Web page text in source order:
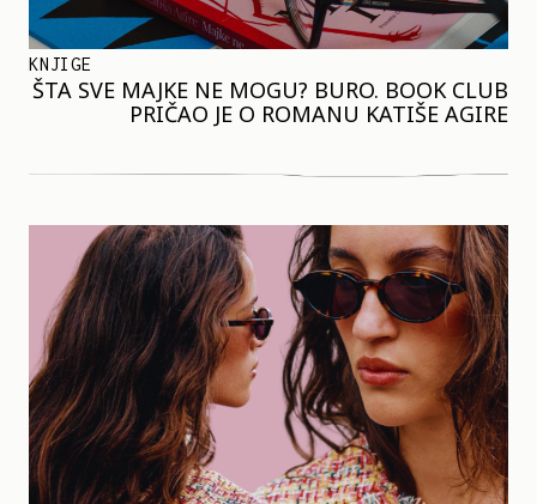
KNJIGE
ŠTA SVE MAJKE NE MOGU? BURO. BOOK CLUB
PRIČAO JE O ROMANU KATIŠE AGIRE